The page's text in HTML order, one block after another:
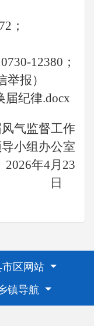
；
0730-12380；
举报）
届纪律.docx
气监督工作
小组办公室
2026年4月 23
日
市区网站
镇导航